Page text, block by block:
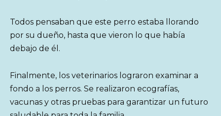
Todos pensaban que este perro estaba llorando
por su dueño, hasta que vieron lo que había
debajo de él.
Finalmente, los veterinarios lograron examinar a
fondo a los perros. Se realizaron ecografías,
vacunas y otras pruebas para garantizar un futuro